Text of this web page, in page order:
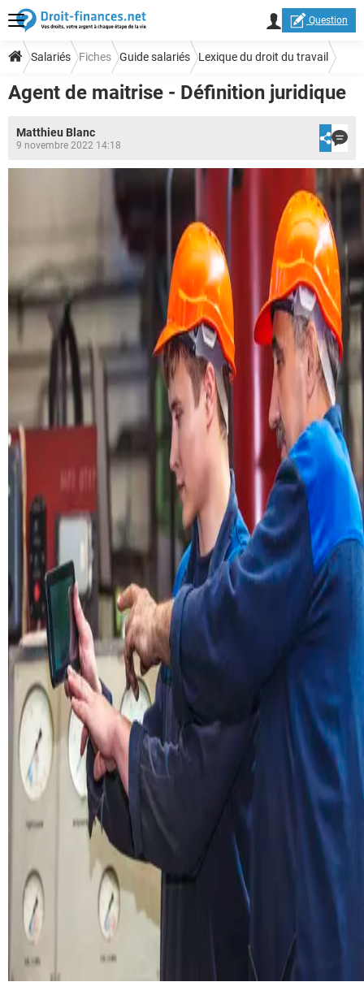
Question
Salariés Fiches Guide salariés Lexique du droit du travail
Agent de maitrise - Définition juridique
Matthieu Blanc
9 novembre 2022 14:18